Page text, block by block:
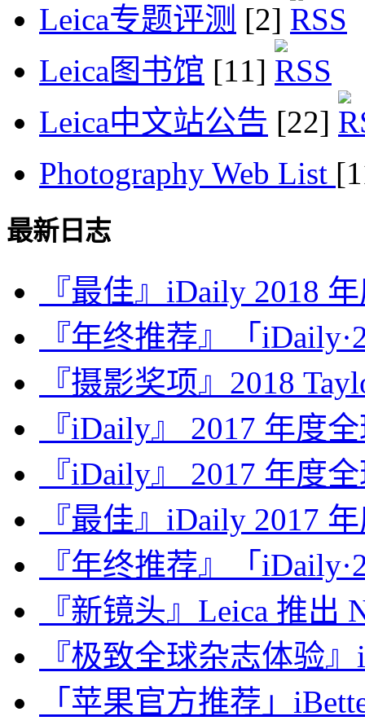
Leica专题评测 [2]
Leica图书馆 [11]
Leica中文站公告 [22]
Photography Web List
最新日志
『最佳』iDaily 2018
『年终推荐』「
『摄影奖项』2018
『iDaily』 2017 年度
『iDaily』 2017 年度
『最佳』iDaily 2017
『年终推荐』「
『新镜头』Leica 推出
『极致全球杂志体验
「苹果官方推荐」